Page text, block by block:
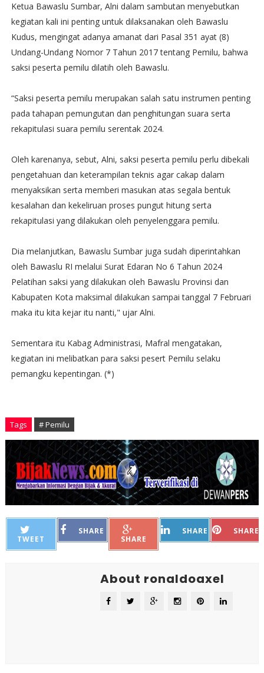
Ketua Bawaslu Sumbar, Alni dalam sambutan menyebutkan
kegiatan kali ini penting untuk dilaksanakan oleh Bawaslu
Kudus, mengingat adanya amanat dari Pasal 351 ayat (8)
Undang-Undang Nomor 7 Tahun 2017 tentang Pemilu, bahwa
saksi peserta pemilu dilatih oleh Bawaslu.
“Saksi peserta pemilu merupakan salah satu instrumen penting
pada tahapan pemungutan dan penghitungan suara serta
rekapitulasi suara pemilu serentak 2024.
Oleh karenanya, sebut, Alni, saksi peserta pemilu perlu dibekali
pengetahuan dan keterampilan teknis agar cakap dalam
menyaksikan serta memberi masukan atas segala bentuk
kesalahan dan kekeliruan proses pungut hitung serta
rekapitulasi yang dilakukan oleh penyelenggara pemilu.
Dia melanjutkan, Bawaslu Sumbar juga sudah diperintahkan
oleh Bawaslu RI melalui Surat Edaran No 6 Tahun 2024
Pelatihan saksi yang dilakukan oleh Bawaslu Provinsi dan
Kabupaten Kota maksimal dilakukan sampai tanggal 7 Februari
maka itu kita kejar itu nanti," ujar Alni.
Sementara itu Kabag Administrasi, Mafral mengatakan,
kegiatan ini melibatkan para saksi pesert Pemilu selaku
pemangku kepentingan. (*)
Tags # Pemilu
TWEET
SHARE
SHARE
SHARE SHARE
About ronaldoaxel